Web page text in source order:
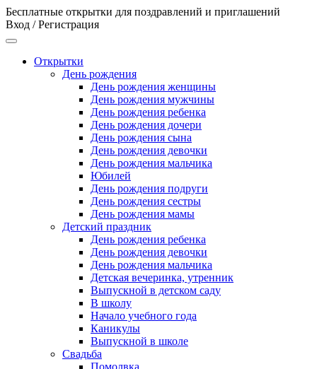
Бесплатные открытки для поздравлений и приглашений
Вход / Регистрация
Открытки
День рождения
День рождения женщины
День рождения мужчины
День рождения ребенка
День рождения дочери
День рождения сына
День рождения девочки
День рождения мальчика
Юбилей
День рождения подруги
День рождения сестры
День рождения мамы
Детский праздник
День рождения ребенка
День рождения девочки
День рождения мальчика
Детская вечеринка, утренник
Выпускной в детском саду
В школу
Начало учебного года
Каникулы
Выпускной в школе
Свадьба
Помолвка